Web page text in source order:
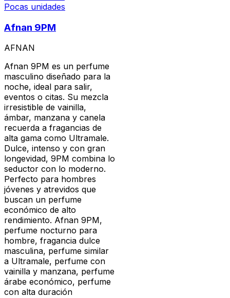
Pocas unidades
Afnan 9PM
AFNAN
Afnan 9PM es un perfume
masculino diseñado para la
noche, ideal para salir,
eventos o citas. Su mezcla
irresistible de vainilla,
ámbar, manzana y canela
recuerda a fragancias de
alta gama como Ultramale.
Dulce, intenso y con gran
longevidad, 9PM combina lo
seductor con lo moderno.
Perfecto para hombres
jóvenes y atrevidos que
buscan un perfume
económico de alto
rendimiento. Afnan 9PM,
perfume nocturno para
hombre, fragancia dulce
masculina, perfume similar
a Ultramale, perfume con
vainilla y manzana, perfume
árabe económico, perfume
con alta duración